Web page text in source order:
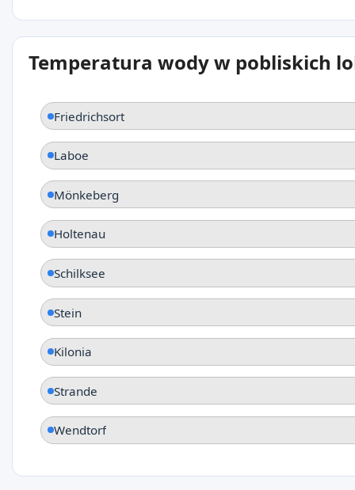
Temperatura wody w pobliskich
Friedrichsort
Laboe
Mönkeberg
Holtenau
Schilksee
Stein
Kilonia
Strande
Wendtorf